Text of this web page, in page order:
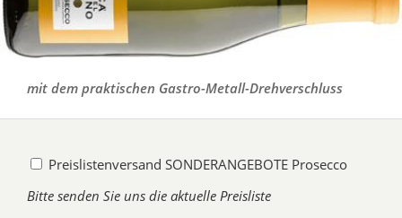
mit dem praktischen Gastro-Metall-Drehverschluss
Preislistenversand SONDERANGEBOTE Prosecco
Bitte senden Sie uns die aktuelle Preisliste